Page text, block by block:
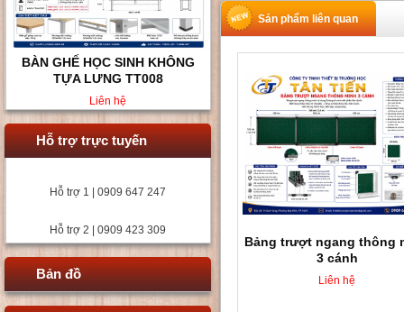
BÀN GHẾ HỌC SINH VÀ SINH
VIÊN TT010
Liên hệ
Hỗ trợ trực tuyến
Hỗ trợ 1 | 0909 647 247
Hỗ trợ 2 | 0909 423 309
Bản đồ
Sản phẩm liên quan
Bảng trượt ngang thông
3 cánh
Liên hệ